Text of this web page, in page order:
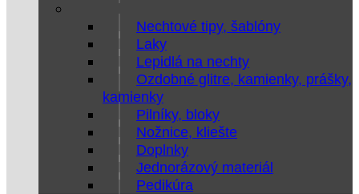
Nechtové tipy, šablóny
Laky
Lepidlá na nechty
Ozdobné glitre, kamienky, prášky,
kamienky
Pilníky, bloky
Nožnice, kliešte
Doplnky
Jednorázový materiál
Pedikúra